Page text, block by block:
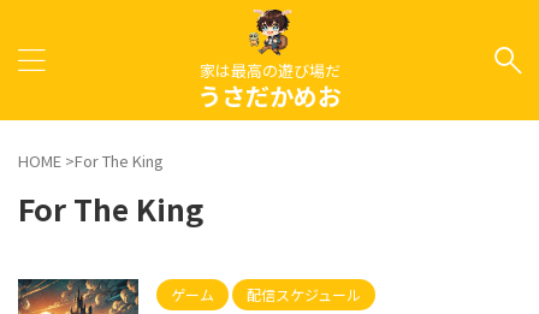
家は最高の遊び場だ
うさだかめお
HOME >For The King
For The King
ゲーム 配信スケジュール